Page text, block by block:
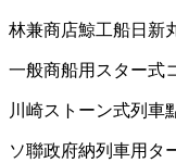
林兼商店鯨工船日新
一般商船用スター式
川崎ストーン式列車
ソ聯政府納列車用タ